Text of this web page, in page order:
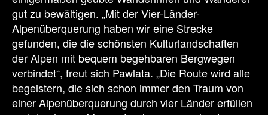
gut zu bewältigen. „Mit der Vier-Länder-
Alpenüberquerung haben wir eine Strecke
gefunden, die die schönsten Kulturlandschaften
der Alpen mit bequem begehbaren Bergwegen
verbindet“, freut sich Pawlata. „Die Route wird alle
begeistern, die sich schon immer den Traum von
einer Alpenüberquerung durch vier Länder erfüllen